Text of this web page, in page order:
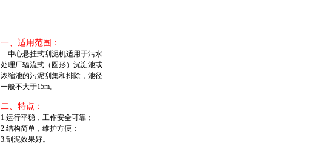
一、适用范围 ：
中心悬挂式刮泥机适用于污水
处理厂辐流式（圆形）沉淀池或
浓缩池的污泥刮集和排除，池径
一般不大于15m。
二、特点：
1.运行平稳，工作安全可靠；
2.结构简单，维护方便；
3.刮泥效果好。